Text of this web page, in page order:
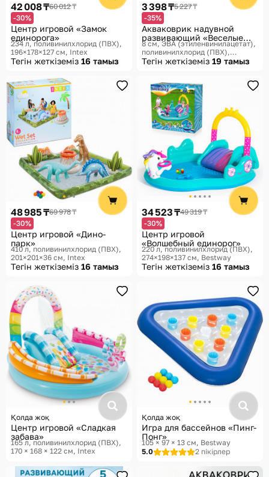
42 008 ₸60 012 ₸
-30%
Центр игровой «Замок
единорога»
234 л, поливинилхлорид (ПВХ),
196×178×127 см Intex
Тегін жеткіземіз 16 тамыз
3 398 ₸5 227 ₸
-35%
Акваковрик надувной
развивающий «Веселые
зверята»
8 см, ЭВА (этиленвинилацетат),
поливинилхлорид (ПВХ),
80×50×8 см Крошка Я,
Тегін жеткіземіз 19 тамыз
48 985 ₸69 978 ₸
-30%
Центр игровой «Дино-
парк»
410 л, поливинилхлорид (ПВХ),
201×201×36 см Intex
Тегін жеткіземіз 16 тамыз
34 523 ₸49 319 ₸
-30%
Центр игровой
«Волшебный единорог»
220 л, поливинилхлорид (ПВХ),
274×198×137 см Bestway
Тегін жеткіземіз 16 тамыз
Қолда жоқ
Центр игровой «Сладкая
забава»
165 л, поливинилхлорид (ПВХ),
170 × 168 × 122 см Intex
Қолда жоқ
Игра для бассейнов «Пинг-
Понг»
105 × 97 × 13 см Bestway
5.0
2 пікірлер